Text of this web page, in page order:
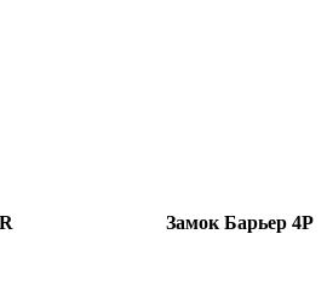
Замок Барьер 4Р